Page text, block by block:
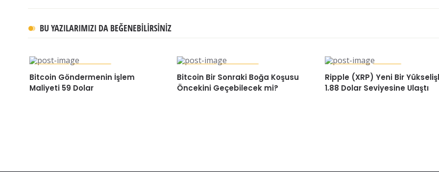
BU YAZILARIMIZI DA BEĞENEBILIRSINIZ
Bitcoin Göndermenin İşlem
Maliyeti 59 Dolar
Bitcoin Bir Sonraki Boğa Koşusu
Öncekini Geçebilecek mi?
Ripple (XRP) Yeni Bir
1.88 Dolar Seviyesine Ulaştı